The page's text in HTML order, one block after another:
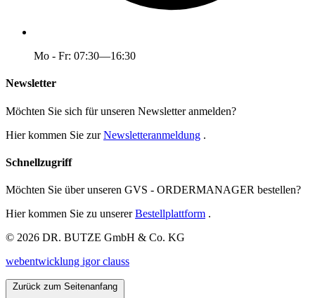
Mo - Fr: 07:30—16:30
Newsletter
Möchten Sie sich für unseren Newsletter anmelden?
Hier kommen Sie zurNewsletteranmeldung .
Schnellzugriff
Möchten Sie über unseren GVS - ORDERMANAGER bestellen?
Hier kommen Sie zu unsererBestellplattform .
© 2026 DR. BUTZE GmbH & Co. KG
webentwicklung igor clauss
Zurück zum Seitenanfang